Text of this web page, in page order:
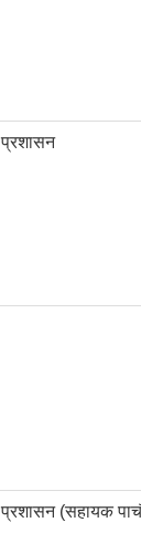
प्रशासन
प्रशासन (सहायक